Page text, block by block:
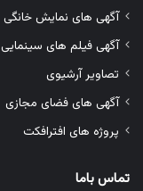
آگهی های نمایش خانگی
آگهی فیلم های سینمایی
تصاویر آرشیوی
آگهی های فضای مجازی
پروژه های افترافکت
تماس باما